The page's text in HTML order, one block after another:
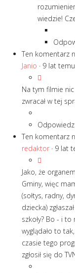
wiedzie!
Ten komentarz
Janio · 9 lat temu
Na tym filmie
zwracał w tej
Odpowiedz
Ten komentarz
redaktor · 9 lat
Jako, że
Gminy, więc
(sołtys, radny,
dziecka)
szkoły? Bo - i
wyglądało to
czasie tego
zgłosił się do